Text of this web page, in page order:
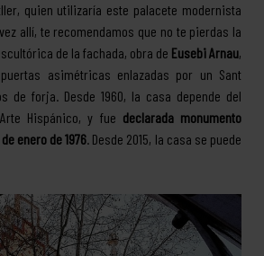
quien utilizaría este palacete modernista
allí, te recomendamos que no te pierdas la
de la fachada, obra de Eusebi Arnau,
asimétricas enlazadas por un Sant
de forja. Desde 1960, la casa depende del
Hispánico, y fue declarada monumento
enero de 1976. Desde 2015, la casa se puede